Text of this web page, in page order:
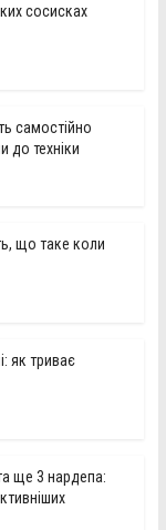
сосисках
самостійно
до техніки
що таке коли
як триває
ще 3 нардепа: